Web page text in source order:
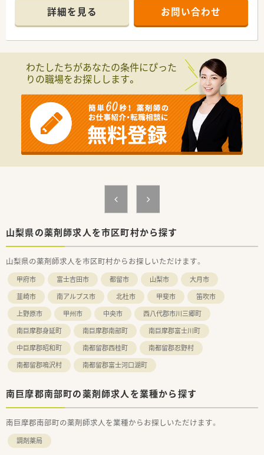
地域のかかりつけ薬局を目指しています
◎訪問在宅にも対応しています
◎カフェ併設店もあり、患者様が気軽に
健康相談へ来やすいような取り組みをしております
◎薬剤師さんの業務効率化の為ICT化を進めています
◎自動薬剤ピッキング装置などを導入している店舗もあり、
業務スピードを高めながら調剤の安全性を確保をしております
◎ドライブスルーでのお薬のお渡し、オンライン服薬指導などに
対応しています
詳細を見る お問い合わせ
わたしたちがあなたの条件にぴった
りの職場をお探しします。
山梨県の薬剤師求人を市区町村から探す
山梨県の薬剤師求人を市区町村からお探しいただけます。
甲府市 富士吉田市 都留市 山梨市
大月市
韮崎市
南アルプス市 北杜市 甲斐市
笛吹市
上野原市
甲州市 中央市
西八代郡市川三郷町
南巨摩郡身延町
南巨摩郡南部町
南巨摩郡富士川町
中巨摩郡昭和町
南都留郡西桂町
南都留郡忍野村
南都留郡鳴沢村
南都留郡富士河口湖町
南巨摩郡南部町の薬剤師求人を業種から探す
南巨摩郡南部町の薬剤師求人を業種からお探しいただけます。
調剤薬局